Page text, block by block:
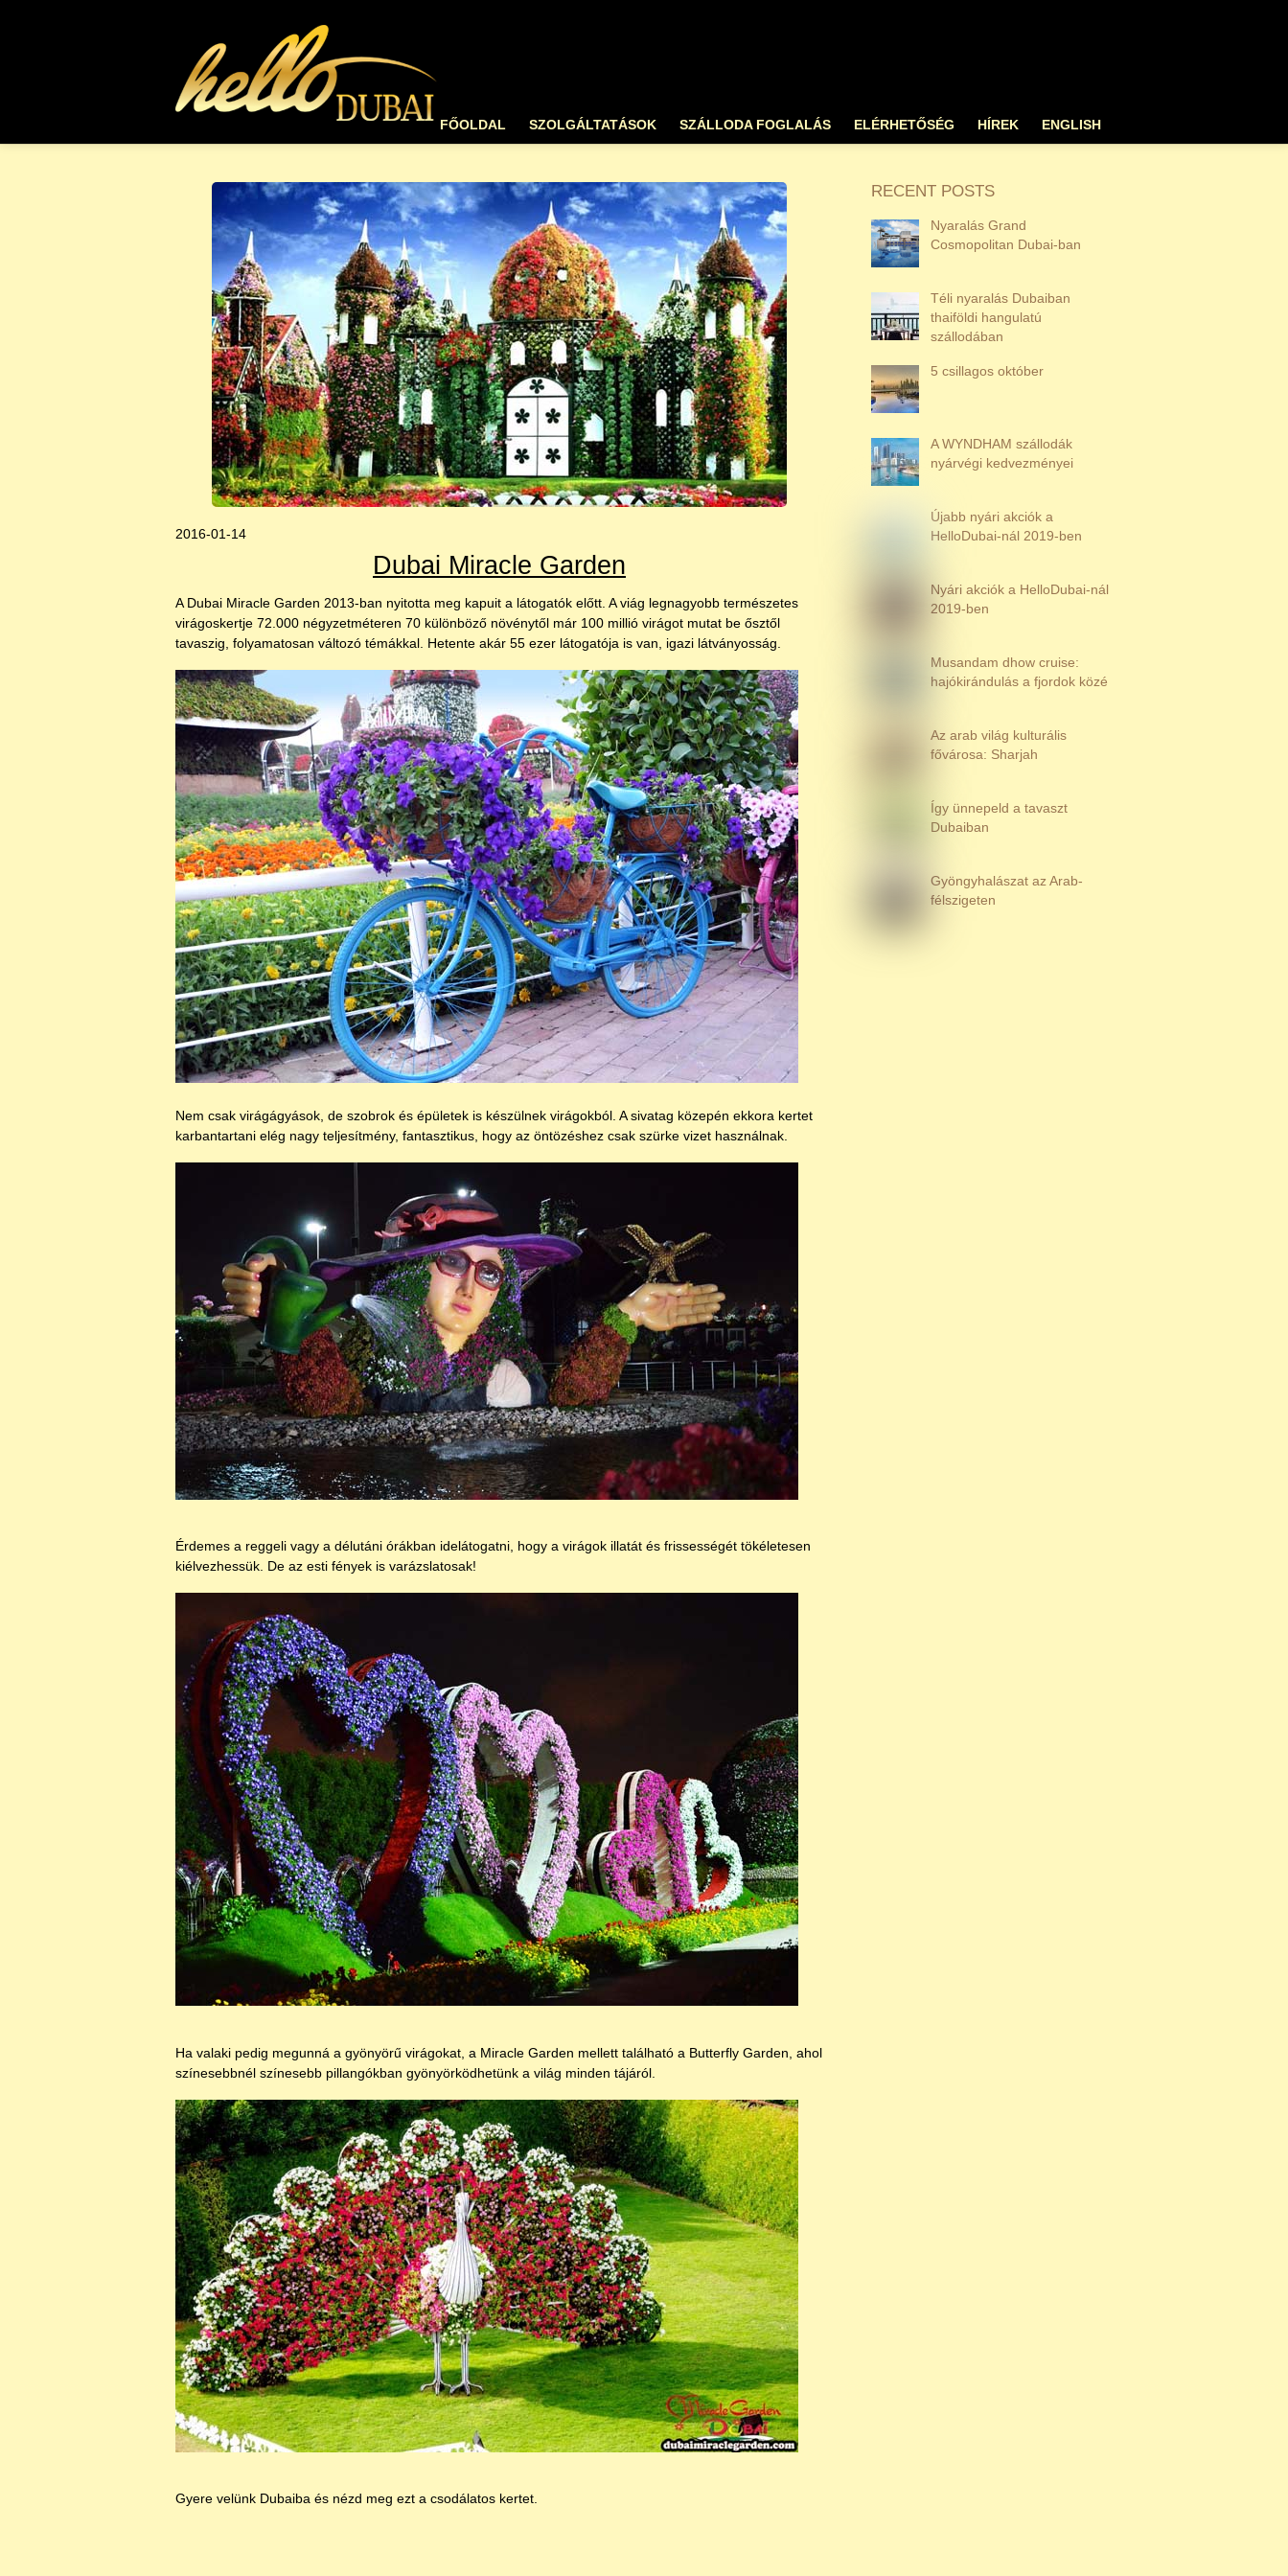
FŐOLDAL SZOLGÁLTATÁSOK SZÁLLODA FOGLALÁS ELÉRHETŐSÉG HÍREK ENGLISH
2016-01-14
Dubai Miracle Garden
A Dubai Miracle Garden 2013-ban nyitotta meg kapuit a látogatók előtt. A viág legnagyobb természetes
virágoskertje 72.000 négyzetméteren 70 különböző növénytől már 100 millió virágot mutat be ősztől
tavaszig, folyamatosan változó témákkal. Hetente akár 55 ezer látogatója is van, igazi látványosság.
Nem csak virágágyások, de szobrok és épületek is készülnek virágokból. A sivatag közepén ekkora kertet
karbantartani elég nagy teljesítmény, fantasztikus, hogy az öntözéshez csak szürke vizet használnak.
Érdemes a reggeli vagy a délutáni órákban idelátogatni, hogy a virágok illatát és frissességét tökéletesen
kiélvezhessük. De az esti fények is varázslatosak!
Ha valaki pedig megunná a gyönyörű virágokat, a Miracle Garden mellett található a Butterfly Garden, ahol
színesebbnél színesebb pillangókban gyönyörködhetünk a világ minden tájáról.
Gyere velünk Dubaiba és nézd meg ezt a csodálatos kertet.
RECENT POSTS
Nyaralás Grand
Cosmopolitan Dubai-ban
Téli nyaralás Dubaiban
thaiföldi hangulatú
szállodában
5 csillagos október
A WYNDHAM szállodák
nyárvégi kedvezményei
Újabb nyári akciók a
HelloDubai-nál 2019-ben
Nyári akciók a HelloDubai-nál
2019-ben
Musandam dhow cruise:
hajókirándulás a fjordok közé
Az arab világ kulturális
fővárosa: Sharjah
Így ünnepeld a tavaszt
Dubaiban
Gyöngyhalászat az Arab-
félszigeten